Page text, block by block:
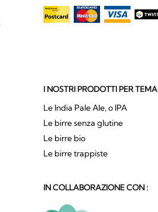
I NOSTRI PRODOTTI PER TEMA
Le India Pale Ale, o IPA
Le birre senza glutine
Le birre bio
Le birre trappiste
IN COLLABORAZIONE CON :